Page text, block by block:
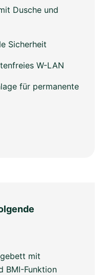
Dusche und
Sicherheit
W-LAN
für permanente
mit
BMI-Funktion